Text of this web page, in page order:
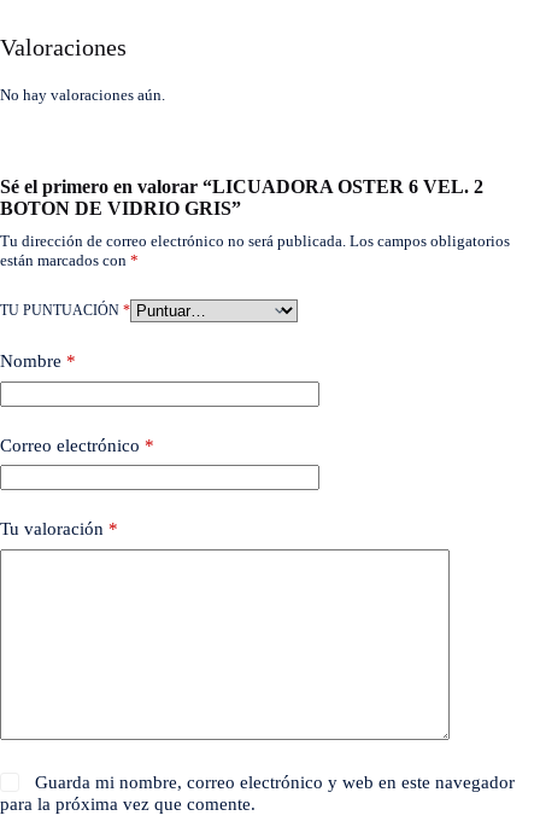
Valoraciones
No hay valoraciones aún.
Sé el primero en valorar “LICUADORA OSTER 6 VEL. 2
BOTON DE VIDRIO GRIS”
Tu dirección de correo electrónico no será publicada. Los campos obligatorios
están marcados con *
TU PUNTUACIÓN *
Nombre *
Correo electrónico *
Tu valoración *
Guarda mi nombre, correo electrónico y web en este navegador
para la próxima vez que comente.